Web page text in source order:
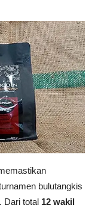
bulutangkis
Dari total 12 wakil